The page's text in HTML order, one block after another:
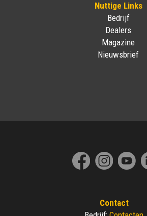
Nuttige Links
Bedrijf
Dealers
Magazine
Nieuwsbrief
Contact